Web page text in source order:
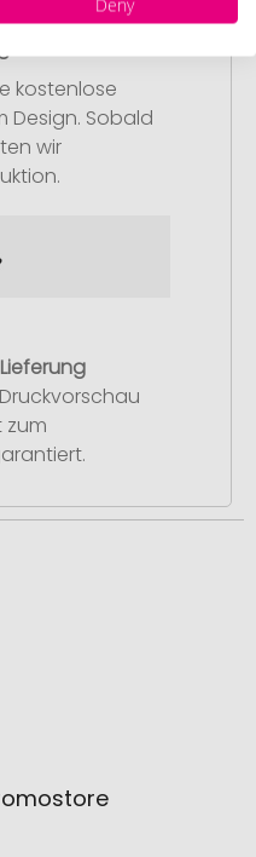
kostenlose
Design. Sobald
wir
zum